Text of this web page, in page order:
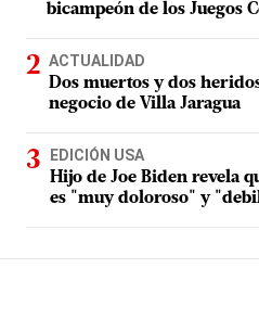
bicampeón de los Juegos
ACTUALIDAD
Dos muertos y dos
negocio de Villa Jaragua
EDICIÓN USA
Hijo de Joe Biden revela
es "muy doloroso" y